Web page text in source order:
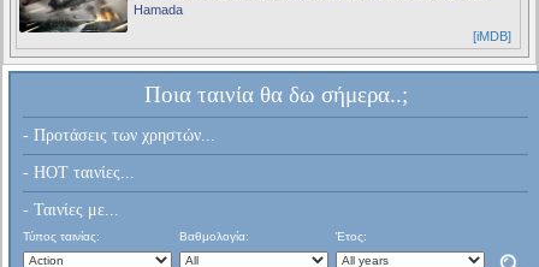
Hamada
[iMDB]
Ποια ταινία θα δω σήμερα..;
- Προτάσεις των χρηστών...
- HOT ταινίες...
- Ταινίες με...
Τύπος ταινίας: Βαθμολογία: Έτος: